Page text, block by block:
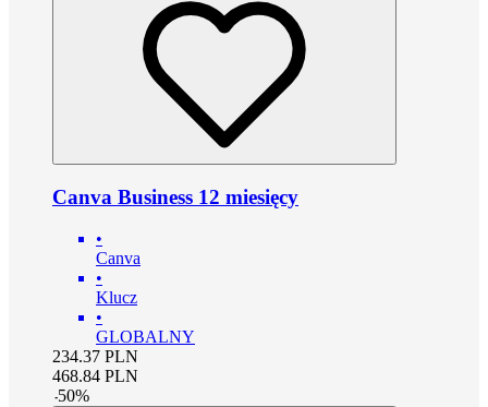
Canva Business 12 miesięcy
•
Canva
•
Klucz
•
GLOBALNY
234.37 PLN
468.84 PLN
-50%